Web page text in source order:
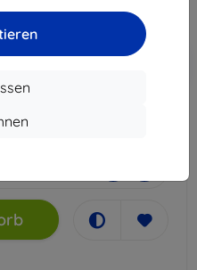
In den